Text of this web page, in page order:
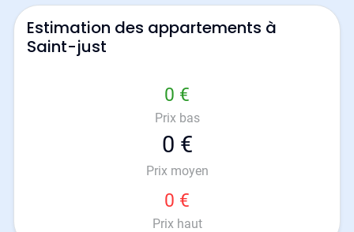
Estimation des appartements à
Saint-just
0 €
Prix bas
0 €
Prix moyen
0 €
Prix haut